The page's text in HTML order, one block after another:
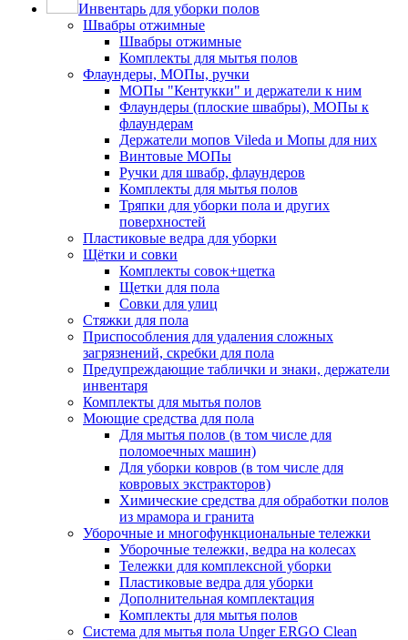
Инвентарь для уборки полов
Швабры отжимные
Швабры отжимные
Комплекты для мытья полов
Флаундеры, МОПы, ручки
МОПы "Кентукки" и держатели к ним
Флаундеры (плоские швабры), МОПы к
флаундерам
Держатели мопов Vileda и Мопы для них
Винтовые МОПы
Ручки для швабр, флаундеров
Комплекты для мытья полов
Тряпки для уборки пола и других
поверхностей
Пластиковые ведра для уборки
Щётки и совки
Комплекты совок+щетка
Щетки для пола
Совки для улиц
Стяжки для пола
Приспособления для удаления сложных
загрязнений, скребки для пола
Предупреждающие таблички и знаки, держатели
инвентаря
Комплекты для мытья полов
Моющие средства для пола
Для мытья полов (в том числе для
поломоечных машин)
Для уборки ковров (в том числе для
ковровых экстракторов)
Химические средства для обработки полов
из мрамора и гранита
Уборочные и многофункциональные тележки
Уборочные тележки, ведра на колесах
Тележки для комплексной уборки
Пластиковые ведра для уборки
Дополнительная комплектация
Комплекты для мытья полов
Система для мытья пола Unger ERGO Clean